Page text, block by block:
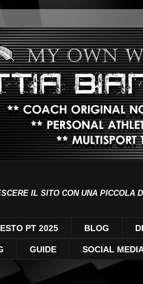
IL SITO CON UNA PICCOLA
PT 2025 BLOG
GUIDE SOCIAL